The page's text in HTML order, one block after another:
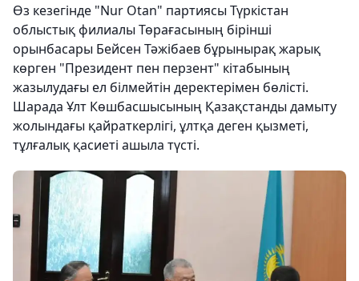
Өз кезегінде "Nur Otan" партиясы Түркістан
облыстық филиалы Төрағасының бірінші
орынбасары Бейсен Тәжібаев бұрынырақ жарық
көрген "Президент пен перзент" кітабының
жазылудағы ел білмейтін деректерімен бөлісті.
Шарада Ұлт Көшбасшысының Қазақстанды дамыту
жолындағы қайраткерлігі, ұлтқа деген қызметі,
тұлғалық қасиеті ашыла түсті.